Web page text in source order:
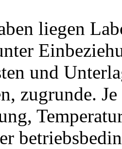
liegen
und
zugrunde.